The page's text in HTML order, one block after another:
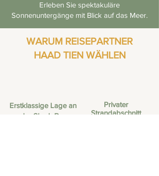
Erleben Sie spektakuläre
Sonnenuntergänge mit Blick auf das Meer.
WARUM REISEPARTNER
HAAD TIEN WÄHLEN
Erstklassige Lage an
der Shark Bay
Privater
Strandabschnitt